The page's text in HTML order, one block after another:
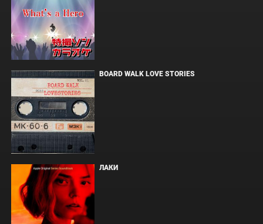
BOARD WALK LOVE STORIES
ЛАКИ